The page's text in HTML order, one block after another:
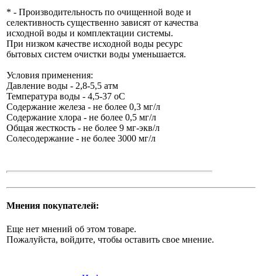
* - Производительность по очищенной воде и
селективность существенно зависят от качества
исходной воды и комплектации системы.
При низком качестве исходной воды ресурс
бытовых систем очистки воды уменьшается.
Условия применения:
Давление воды - 2,8-5,5 атм
Температура воды - 4,5-37 oC
Содержание железа - не более 0,3 мг/л
Содержание хлора - не более 0,5 мг/л
Общая жесткость - не более 9 мг-экв/л
Cолесодержание - не более 3000 мг/л
Мнения покупателей:
Еще нет мнений об этом товаре.
Пожалуйста, войдите, чтобы оставить свое мнение.